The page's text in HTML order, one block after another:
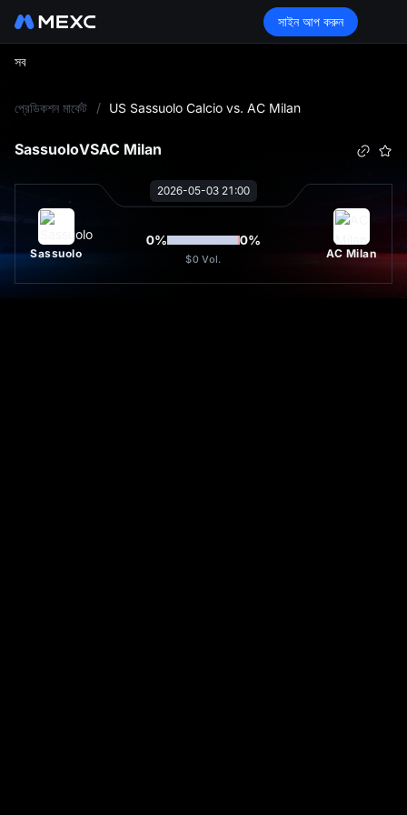
সাইন আপ করুন
সব
প্রেডিকশন মার্কেট / US Sassuolo Calcio vs. AC Milan
SassuoloVSAC Milan
2026-05-03 21:00
Sassuolo
0% 0%
$0 Vol. AC Milan